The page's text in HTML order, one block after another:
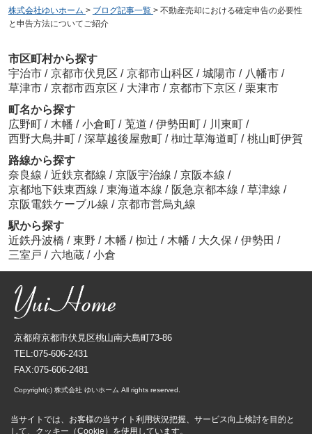
株式会社ゆいホーム > ブログ記事一覧 > 不動産売却における確定申告の必要性
と申告方法についてご紹介
市区町村から探す
宇治市 / 京都市伏見区 / 京都市山科区 / 城陽市 / 八幡市 /
草津市 / 京都市西京区 / 大津市 / 京都市下京区 / 栗東市
町名から探す
広野町 / 木幡 / 小倉町 / 莵道 / 伊勢田町 / 川東町 /
西野大鳥井町 / 深草越後屋敷町 / 椥辻草海道町 / 桃山町伊賀
路線から探す
奈良線 / 近鉄京都線 / 京阪宇治線 / 京阪本線 /
京都地下鉄東西線 / 東海道本線 / 阪急京都本線 / 草津線 /
京阪電鉄ケーブル線 / 京都市営烏丸線
駅から探す
近鉄丹波橋 / 東野 / 木幡 / 椥辻 / 木幡 / 大久保 / 伊勢田 /
三室戸 / 六地蔵 / 小倉
京都府京都市伏見区桃山南大島町73-86
TEL:075-606-2431
FAX:075-606-2481
Copyright(c) 株式会社 ゆいホーム All rights reserved.
当サイトでは、お客様の当サイト利用状況把握、サービス向上検討を目的と
して、クッキー（Cookie）を使用しています。